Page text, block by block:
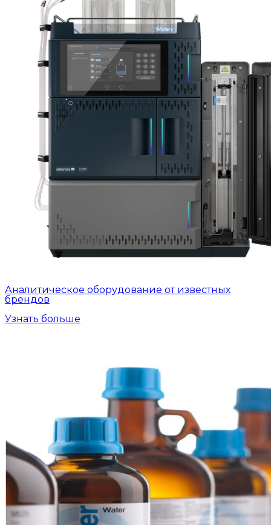
Аналитическое оборудование от известных
брендов
Узнать больше